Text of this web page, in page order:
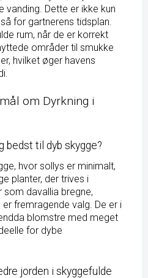
vanding. Dette er ikke kun
for gartnerens tidsplan.
rum, når de er korrekt
områder til smukke
hvilket øger havens
om Dyrkning i
bedst til dyb skygge?
hvor sollys er minimalt,
planter, der trives i
som davallia bregne,
fremragende valg. De er i
blomstre med meget
for dybe
jorden i skyggefulde